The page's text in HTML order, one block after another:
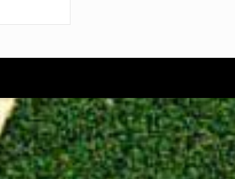
Disclaimer Fout gevonden